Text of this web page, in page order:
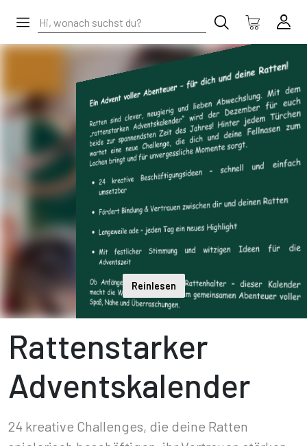
Reinlesen
Rattenstarker
Adventskalender
24 kreative Challenges, die deine Ratten